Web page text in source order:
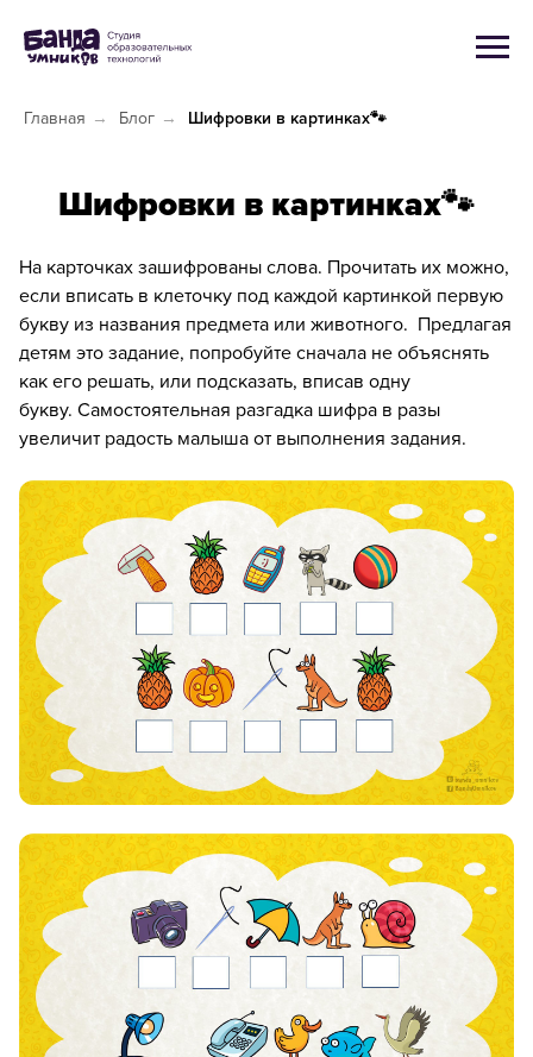
Главная → Блог → Шифровки в картинках🐾
Шифровки в картинках🐾
На карточках зашифрованы слова. Прочитать их можно,
если вписать в клеточку под каждой картинкой первую
букву из названия предмета или животного. Предлагая
детям это задание, попробуйте сначала не объяснять
как его решать, или подсказать, вписав одну
букву. Самостоятельная разгадка шифра в разы
увеличит радость малыша от выполнения задания.